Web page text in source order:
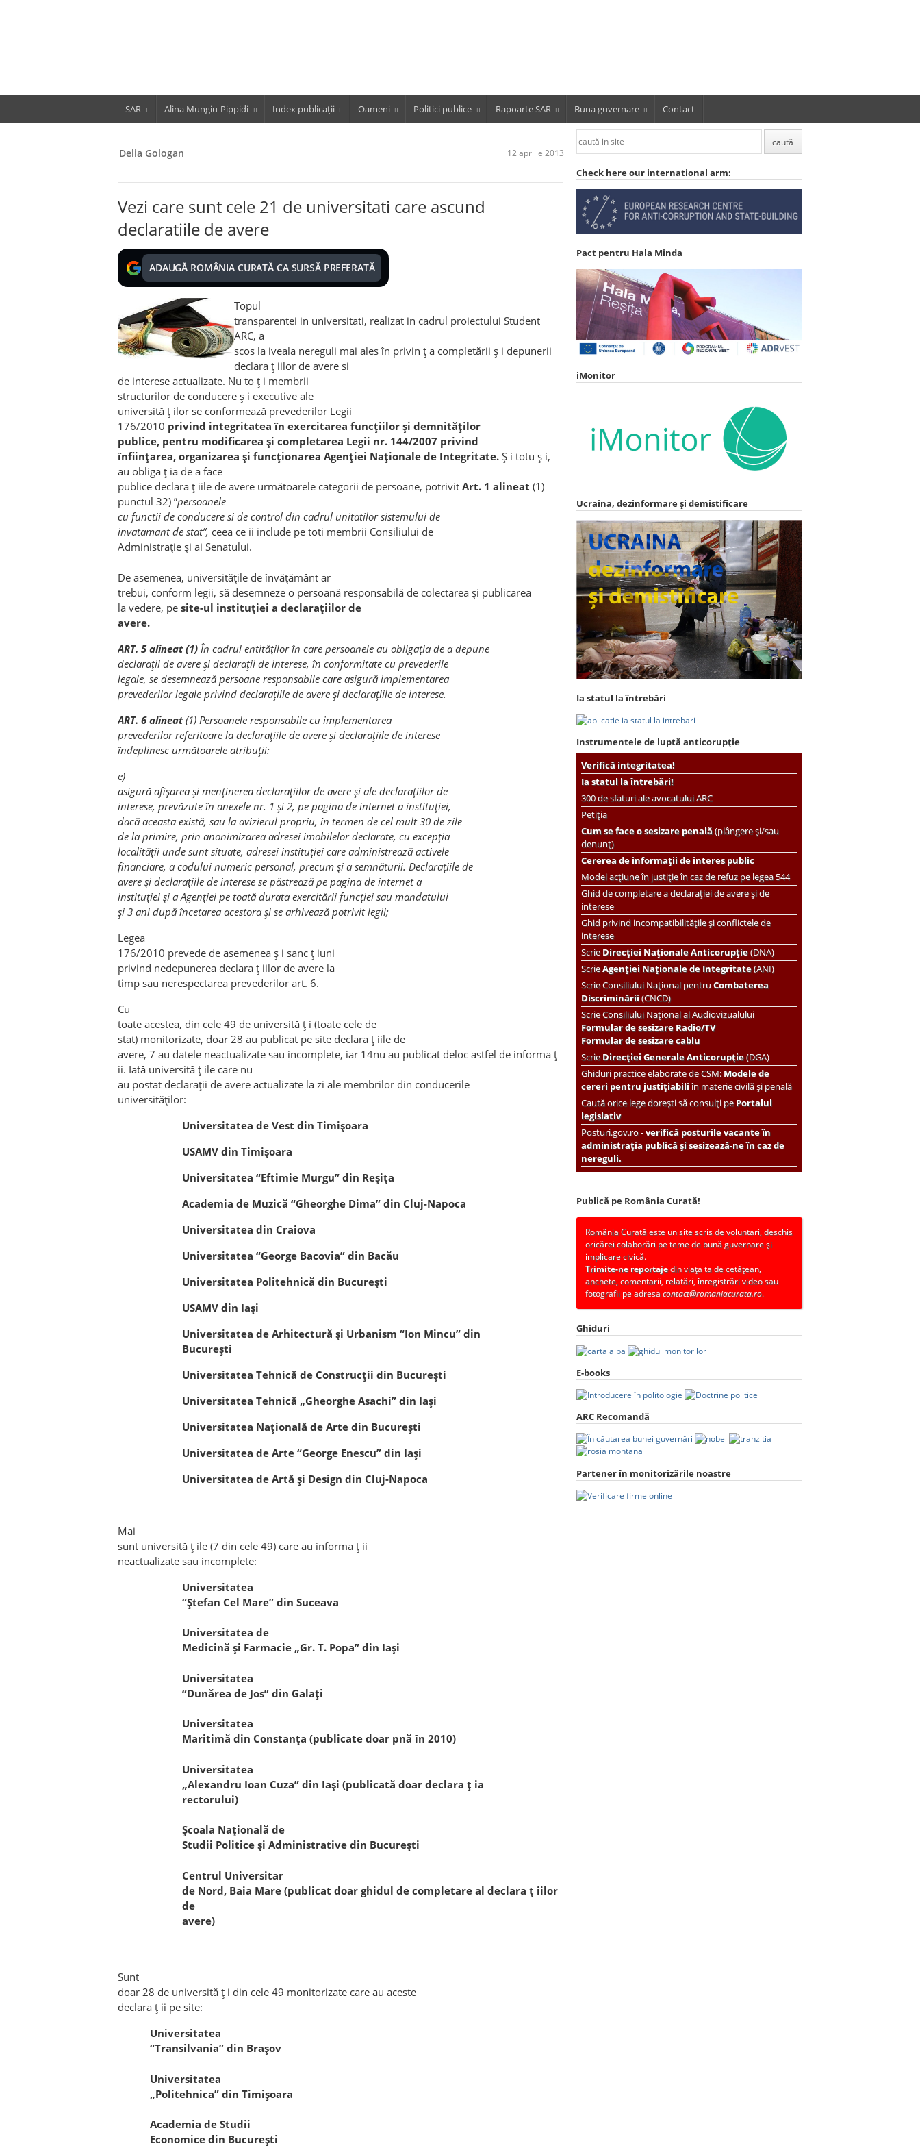
SAR Alina Mungiu-Pippidi Index publicații Oameni Politici publice Rapoarte SAR Buna guvernare Contact
Delia Gologan 12 aprilie 2013
Vezi care sunt cele 21 de universitati care ascund
declaratiile de avere
ADAUGĂ ROMÂNIA CURATĂ CA SURSĂ PREFERATĂ
Topul
transparentei in universitati, realizat in cadrul proiectului Student
ARC, a
scos la iveala nereguli mai ales în privin ț a completării ș i depunerii
declara ț iilor de avere si
de interese actualizate. Nu to ț i membrii
structurilor de conducere ș i executive ale
universită ț ilor se conformează prevederilor Legii
176/2010 privind integritatea în exercitarea funcţiilor şi demnităţilor
publice, pentru modificarea şi completarea Legii nr. 144/2007 privind
înfiinţarea, organizarea şi funcţionarea Agenţiei Naţionale de Integritate. Ș i totu ș i,
au obliga ț ia de a face
publice declara ț iile de avere următoarele categorii de persoane, potrivit Art. 1 alineat (1)
punctul 32) ”persoanele
cu functii de conducere si de control din cadrul unitatilor sistemului de
invatamant de stat”, ceea ce ii include pe toti membrii Consiliului de
Administrație și ai Senatului.
De asemenea, universitățile de învățământ ar
trebui, conform legii, să desemneze o persoană responsabilă de colectarea și publicarea
la vedere, pe site-ul instituției a declarațiilor de
avere.
ART. 5 alineat (1) În cadrul entităţilor în care persoanele au obligaţia de a depune
declaraţii de avere şi declaraţii de interese, în conformitate cu prevederile
legale, se desemnează persoane responsabile care asigură implementarea
prevederilor legale privind declaraţiile de avere şi declaraţiile de interese.
ART. 6 alineat(1) Persoanele responsabile cu implementarea
prevederilor referitoare la declaraţiile de avere şi declaraţiile de interese
îndeplinesc următoarele atribuţii:
e)
asigură afişarea şi menţinerea declaraţiilor de avere şi ale declaraţiilor de
interese, prevăzute în anexele nr. 1 şi 2, pe pagina de internet a instituţiei,
dacă aceasta există, sau la avizierul propriu, în termen de cel mult 30 de zile
de la primire, prin anonimizarea adresei imobilelor declarate, cu excepţia
localităţii unde sunt situate, adresei instituţiei care administrează activele
financiare, a codului numeric personal, precum şi a semnăturii. Declaraţiile de
avere şi declaraţiile de interese se păstrează pe pagina de internet a
instituţiei şi a Agenţiei pe toată durata exercitării funcţiei sau mandatului
şi 3 ani după încetarea acestora şi se arhivează potrivit legii;
Legea
176/2010 prevede de asemenea ș i sanc ț iuni
privind nedepunerea declara ț iilor de avere la
timp sau nerespectarea prevederilor art. 6.
Cu
toate acestea, din cele 49 de universită ț i (toate cele de
stat) monitorizate, doar 28 au publicat pe site declara ț iile de
avere, 7 au datele neactualizate sau incomplete, iar 14nu au publicat deloc astfel de informa ț
ii. Iată universită ț ile care nu
au postat declaraţii de avere actualizate la zi ale membrilor din conducerile
universităţilor:
Universitatea de Vest din Timişoara
USAMV din Timişoara
Universitatea “Eftimie Murgu” din Reşiţa
Academia de Muzică “Gheorghe Dima” din Cluj-Napoca
Universitatea din Craiova
Universitatea “George Bacovia” din Bacău
Universitatea Politehnică din Bucureşti
USAMV din Iaşi
Universitatea de Arhitectură şi Urbanism “Ion Mincu” din
Bucureşti
Universitatea Tehnică de Construcţii din Bucureşti
Universitatea Tehnică „Gheorghe Asachi” din Iaşi
Universitatea Naţională de Arte din Bucureşti
Universitatea de Arte “George Enescu” din Iaşi
Universitatea de Artă şi Design din Cluj-Napoca
Mai
sunt universită ț ile (7 din cele 49) care au informa ț ii
neactualizate sau incomplete:
Universitatea
“Ştefan Cel Mare” din Suceava
Universitatea de
Medicină şi Farmacie „Gr. T. Popa” din Iaşi
Universitatea
“Dunărea de Jos” din Galaţi
Universitatea
Maritimă din Constanţa (publicate doar pnă în 2010)
Universitatea
„Alexandru Ioan Cuza” din Iaşi (publicată doar declara ț ia
rectorului)
Şcoala Naţională de
Studii Politice şi Administrative din Bucureşti
Centrul Universitar
de Nord, Baia Mare (publicat doar ghidul de completare al declara ț iilor
de
avere)
Sunt
doar 28 de universită ț i din cele 49 monitorizate care au aceste
declara ț ii pe site:
Universitatea
“Transilvania” din Braşov
Universitatea
„Politehnica” din Timişoara
Academia de Studii
Economice din Bucureşti
Check here our international arm:
Pact pentru Hala Minda
iMonitor
Ucraina, dezinformare și demistificare
Ia statul la întrebări
Instrumentele de luptă anticorupție
Verifică integritatea!
Ia statul la întrebări!
300 de sfaturi ale avocatului ARC
Petiția
Cum se face o sesizare penală(plângere și/sau
denunț)
Cererea de informații de interes public
Model acțiune în justiție în caz de refuz pe legea 544
Ghid de completare a declarației de avere și de
interese
Ghid privind incompatibilitățile și conflictele de
interese
ScrieDirecției Naționale Anticorupție(DNA)
ScrieAgenției Naționale de Integritate(ANI)
ScrieConsiliului Național pentruCombaterea
Discriminării(CNCD)
Scrie Consiliului Național al Audiovizualului
Formular de sesizare Radio/TV
Formular de sesizare cablu
ScrieDirecției Generale Anticorupție(DGA)
Ghiduri practice elaborate de CSM: Modele de
cereri pentru justițiabiliîn materie civilă și penală
Caută orice lege dorești să consulți pePortalul
legislativ
Posturi.gov.ro -verifică posturile vacante în
administrația publică și sesizează-ne în caz de
nereguli.
Publică pe România Curată!
România Curată este un site scris de voluntari, deschis
oricărei colaborări pe teme de bună guvernare și
implicare civică.
Trimite-ne reportajedin viața ta de cetățean,
anchete, comentarii, relatări, înregistrări video sau
fotografii pe adresacontact@romaniacurata.ro.
Ghiduri
E-books
ARC Recomandă
Partener în monitorizările noastre